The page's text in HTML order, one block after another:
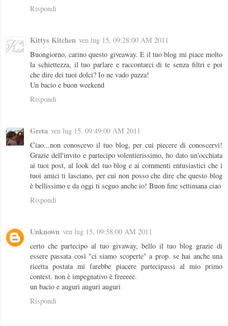
Rispondi
Kittys Kitchen ven lug 15, 09:28:00 AM 2011
Buongiorno, carino questo giveaway. E il tuo blog mi piace molto
la schiettezza, il tuo parlare e raccontarci di te senza filtri e poi
che dire dei tuoi dolci? Io ne vado pazza!
Un bacio e buon weekend
Rispondi
Greta ven lug 15, 09:49:00 AM 2011
Ciao...non conoscevo il tuo blog, per cui piecere di conoscervi!
Grazie dell'invito e partecipo volentierissimo, ho dato un'occhiata
ai tuoi post, al look del tuo blog e ai commenti entusiastici che i
tuoi amici ti lasciano, per cui non posso che dire che questo blog
è bellissimo e da oggi ti seguo anche io! Buon fine settimana ciao
Rispondi
Unknown ven lug 15, 09:58:00 AM 2011
certo che partecipo al tuo givaway, bello il tuo blog grazie di
essere passata così "ci siamo scoperte" a prop. se hai anche una
ricetta postata mi farebbe piacere partecipassi al mio primo
contest. non è impegnativo è freeeee.
un bacio e auguri auguri auguri
Rispondi